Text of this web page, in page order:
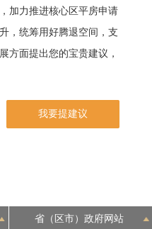
务 部门服务
务 投资项目
图说互动
加力推进核心区平房申请
，统筹用好腾退空间，支
方面提出您的宝贵建议，
我要提建议
省（区市）政府网站